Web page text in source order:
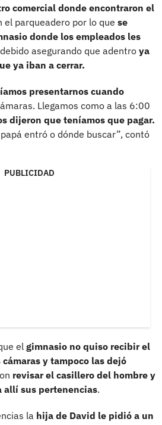
comercial donde encontraron el
el parqueadero por lo que se
donde los empleados les
debido asegurando que adentro ya
ya iban a cerrar.
presentarnos cuando
Llegamos como a las 6:00
dijeron que teníamos que pagar.
entró o dónde buscar”, contó
PUBLICIDAD
elgimnasio no quiso recibir el
y tampoco las dejó
revisar el casillero del hombre y
allí sus pertenencias.
la hija de David le pidió a un